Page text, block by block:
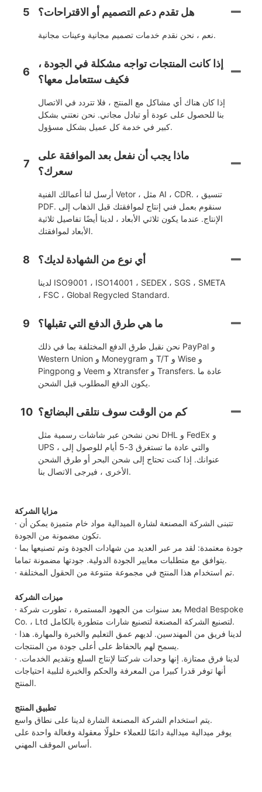
5 هل تقدم دعم التصميم أو الاقتراحات؟
نعم ، نحن نقدم خدمات تصميم مجانية وعينات مجانية.
6
إذا كانت المنتجات تواجه مشكلة في الجودة ،
فكيف ستتعامل معها؟
إذا كان هناك أي مشاكل مع المنتج ، فلا تتردد في الاتصال
بنا للحصول على عودة أو تبادل مجاني. نحن نعتني بشكل
كبير في خدمة كل عميل بشكل مسؤول.
7
ماذا يجب أن نفعل بعد الموافقة على
سعرك؟
أرسل لنا أعمالك الفنية Vetor ، مثل AI ، CDR. ، تنسيق
PDF. سنقوم بعمل فني إنتاج لموافقتك قبل الذهاب إلى
الإنتاج. عندما يكون ثلاثي الأبعاد ، لدينا أيضًا تفاصيل ثلاثية
الأبعاد لموافقتك.
8 أي نوع من الشهادة لديك؟
لدينا ISO9001 ، ISO14001 ، SEDEX ، SGS ، SMETA
، FSC ، Global Regycled Standard.
9 ما هي طرق الدفع التي تقبلها؟
نحن نقبل طرق الدفع المختلفة بما في ذلك PayPal و
Western Union و Moneygram و T/T و Wise و
Pingpong و Veem و Xtransfer و Transfers. عادة ما
يكون الدفع المطلوب قبل الشحن.
10 كم من الوقت سوف نتلقى البضائع؟
نحن نشحن عبر شاشات رسمية مثل DHL و FedEx و
UPS ، والتي عادة ما تستغرق 3-5 أيام للوصول إلى
عنوانك. إذا كنت تحتاج إلى شحن البحر أو طرق الشحن
الأخرى ، فيرجى الاتصال بنا.
مزايا الشركة
· تتبنى الشركة المصنعة لشارة الميدالية مواد خام متميزة يمكن أن
تكون مضمونة من الجودة.
· جودة معتمدة: لقد مر عبر العديد من شهادات الجودة وتم تصنيعها بما
يتوافق مع متطلبات معايير الجودة الدولية. جودتها مضمونة تماما.
· تم استخدام هذا المنتج في مجموعة متنوعة من الحقول المختلفة.
ميزات الشركة
· بعد سنوات من الجهود المستمرة ، تطورت شركة Medal Bespoke
Co. ، Ltd لتصنيع الشركة المصنعة لتصنيع شارات متطورة بالكامل.
· لدينا فريق من المهندسين. لديهم عمق التعليم والخبرة والمهارة. هذا
يسمح لهم بالحفاظ على أعلى جودة من المنتجات.
· لدينا فرق ممتازة. إنها وحدات شركتنا لإنتاج السلع وتقديم الخدمات.
أنها توفر قدرا كبيرا من المعرفة والحكم والخبرة لتلبية احتياجات
المنتج.
تطبيق المنتج
يتم استخدام الشركة المصنعة الشارة لدينا على نطاق واسع.
يوفر ميدالية ميدالية دائمًا للعملاء حلولًا معقولة وفعالة واحدة على
أساس الموقف المهني.